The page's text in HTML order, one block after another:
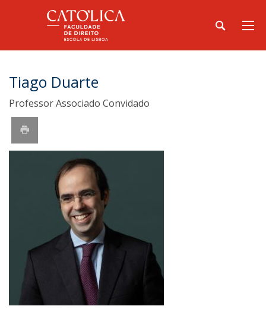
Tiago Duarte
Professor Associado Convidado